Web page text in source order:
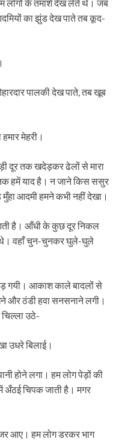
लोगों के तमाशे देख लेते थे। जब
का झुंड देख पाते तब कूद-
पालकी देख पाते, तब खूब
मेहरी।
दूर तक खदेड़कर ढेलों से मारा
हमें याद है। न जाने किस ससुर
आदमी हमने कभी नहीं देखा।
है। आँधी के कुछ दूर निकल
थे। वहाँ चुन-चुनकर घुले-घुले
गयी। आकाश काले बादलों से
और ठंडी हवा सनसनाने लगी।
उठे-
उधरे बिलाई।
होने लगा। हम लोग पेड़ों की
चिपक जाती है। मगर
आए। हम लोग डरकर भाग